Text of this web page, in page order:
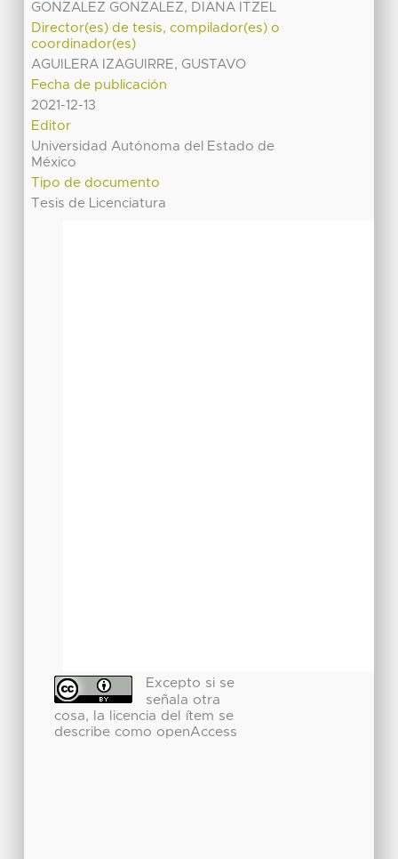
GONZALEZ GONZALEZ, DIANA ITZEL
Director(es) de tesis, compilador(es) o
coordinador(es)
AGUILERA IZAGUIRRE, GUSTAVO
Fecha de publicación
2021-12-13
Editor
Universidad Autónoma del Estado de
México
Tipo de documento
Tesis de Licenciatura
Excepto si se
señala otra
cosa, la licencia del ítem se
describe como openAccess